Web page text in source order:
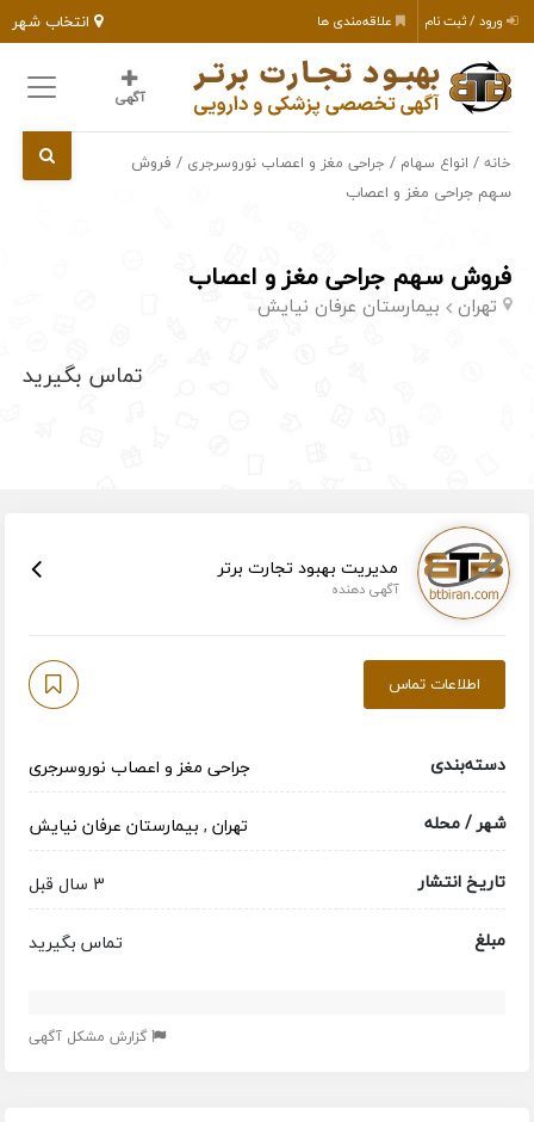
انتخاب شهر ورود / ثبت نام علاقه‌مندی ها
آگهی
خانه / انواع سهام / جراحی مغز و اعصاب نوروسرجری / فروش
سهم جراحی مغز و اعصاب
فروش سهم جراحی مغز و اعصاب
تهران بیمارستان عرفان نیایش
تماس بگیرید
مدیریت بهبود تجارت برتر
آگهی دهنده
اطلاعات تماس
دسته‌بندی
جراحی مغز و اعصاب نوروسرجری
شهر / محله
تهران, بیمارستان عرفان نیایش
تاریخ انتشار
3 سال قبل
مبلغ
تماس بگیرید
گزارش مشکل آگهی